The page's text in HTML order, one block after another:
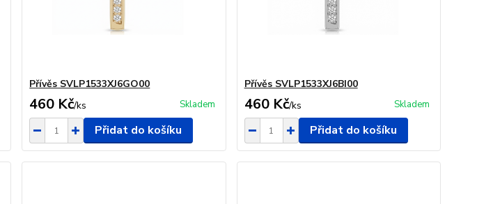
Přívěs SVLP1533XJ6GO00
460 Kč/ks Skladem
Přidat do košíku
Přívěs SVLP1533XJ6BI00
460 Kč/ks Skladem
Přidat do košíku